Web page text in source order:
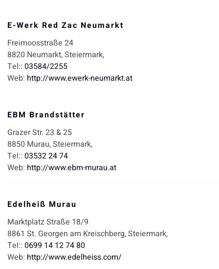
E-Werk Red Zac Neumarkt
Freimoosstraße 24
8820 Neumarkt,Steiermark,
Tel:: 03584/2255
Web: http://www.ewerk-neumarkt.at
EBM Brandstätter
Grazer Str. 23 & 25
8850 Murau,Steiermark,
Tel:: 03532 24 74
Web: http://www.ebm-murau.at
Edelheiß Murau
Marktplatz Straße 18/9
8861 St. Georgen am Kreischberg,Steiermark,
Tel:: 0699 14 12 74 80
Web: http://www.edelheiss.com/